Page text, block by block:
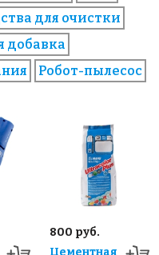
для очистки
добавка
Робот-пылесос
800 руб.
Цементная